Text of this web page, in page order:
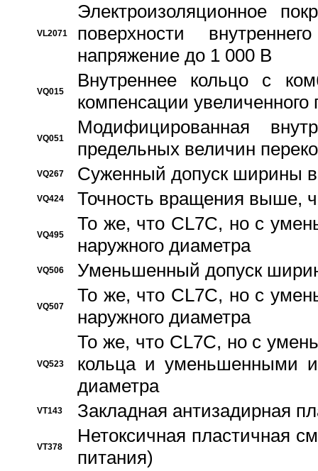
VL2071
Электроизоляционное
поверхности
напряжение до 1 000 В
VQ015
Bнутреннее кольцо с
компенсации увеличенного
VQ051
Модифицированная
предельных величин
VQ267 Суженный допуск ширины
VQ424 Точность вращения выше,
VQ495
То же, что CL7C, но с
наружного диаметра
VQ506 Уменьшенный допуск
VQ507
То же, что CL7C, но с
наружного диаметра
VQ523
То же, что CL7C, но с
кольца и уменьшенными
диаметра
VT143 Закладная антизадирная
VT378
Нетоксичная пластичная
питания)